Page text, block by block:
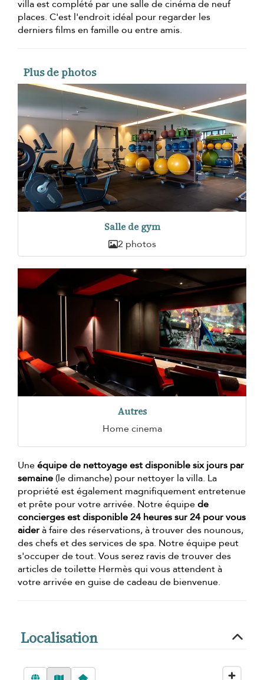
villa est complété par une salle de cinéma de neuf
places. C'est l'endroit idéal pour regarder les
derniers films en famille ou entre amis.
Plus de photos
Salle de gym
2 photos
Autres
Home cinema
Uneéquipe de nettoyage est disponible six jours par
semaine (le dimanche) pour nettoyer la villa. La
propriété est également magnifiquement entretenue
et prête pour votre arrivée. Notre équipede
concierges est disponible 24 heures sur 24 pour vous
aiderà faire des réservations, à trouver des nounous,
des chefs et des services de spa. Notre équipe peut
s'occuper de tout. Vous serez ravis de trouver des
articles de toilette Hermès qui vous attendent à
votre arrivée en guise de cadeau de bienvenue.
Localisation